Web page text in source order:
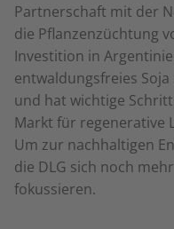
Partnerschaft mit der
die Pflanzenzüchtung
Investition in
entwaldungsfreies
und hat wichtige
Markt für regenerative
Um zur nachhaltigen
die DLG sich noch
fokussieren.